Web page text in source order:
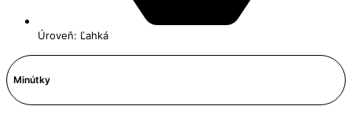
Úroveň: Ľahká
Minútky